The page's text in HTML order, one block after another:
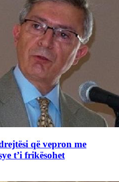
që vepron me
t’i frikësohet